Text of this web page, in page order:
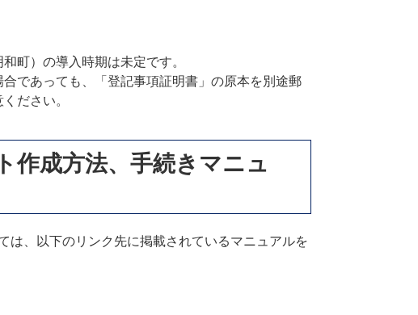
町）の導入時期は未定です。
であっても、「登記事項証明書」の原本を別途郵
ださい。
作成方法、手続きマニュ
は、以下のリンク先に掲載されているマニュアルを